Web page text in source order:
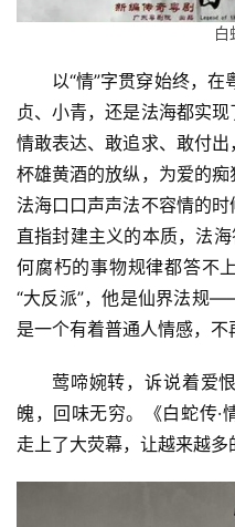
白
以“情”字贯穿始终，在
贞、小青，还是法海都实
情敢表达、敢追求、敢付
杯雄黄酒的放纵，为爱的
法海口口声声法不容情的时
直指封建主义的本质，法
何腐朽的事物规律都答不
“大反派”，他是仙界法规
是一个有着普通人情感，不
莺啼婉转，诉说着爱
魄，回味无穷。《白蛇传·
走上了大荧幕，让越来越多